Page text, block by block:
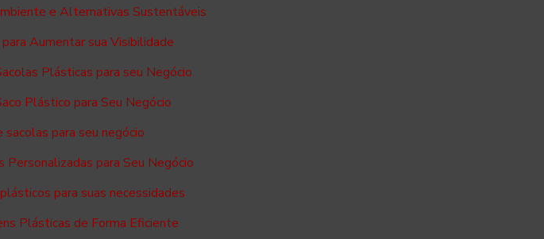
e Alternativas Sustentáveis
Aumentar sua Visibilidade
Plásticas para seu Negócio
Plástico para Seu Negócio
para seu negócio
Personalizadas para Seu Negócio
para suas necessidades
Plásticas de Forma Eficiente